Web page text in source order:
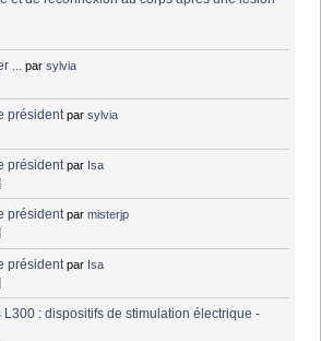
... parsylvia
président parsylvia
président par Isa
président parmisterjp
président par Isa
L300 : dispositifs de stimulation électrique -